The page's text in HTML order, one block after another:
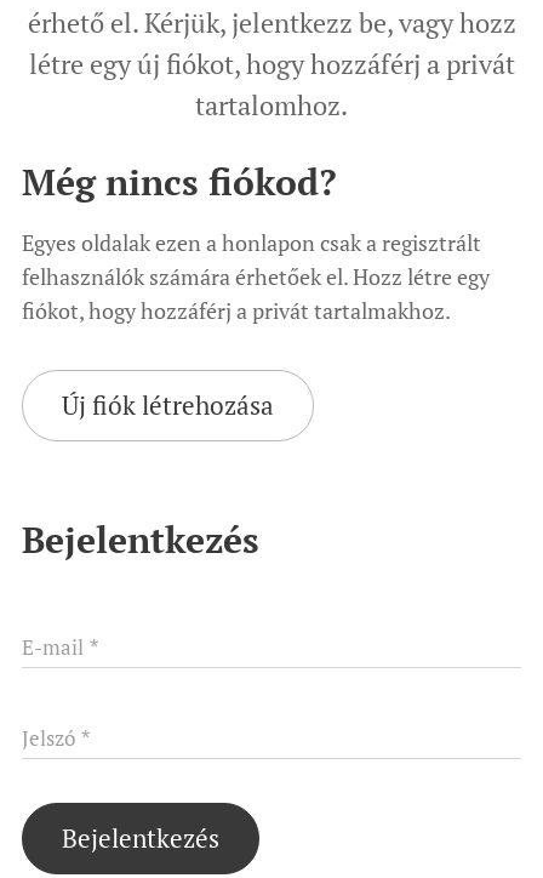
érhető el. Kérjük, jelentkezz be, vagy hozz
létre egy új fiókot, hogy hozzáférj a privát
tartalomhoz.
Még nincs fiókod?
Egyes oldalak ezen a honlapon csak a regisztrált
felhasználók számára érhetőek el. Hozz létre egy
fiókot, hogy hozzáférj a privát tartalmakhoz.
Új fiók létrehozása
Bejelentkezés
E-mail
Jelszó
Bejelentkezés